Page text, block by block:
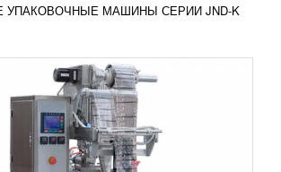
УПАКОВОЧНЫЕ МАШИНЫ СЕРИИ JND-K
ДЛЯ СЫПУЧИХ ПРОДУКТОВ